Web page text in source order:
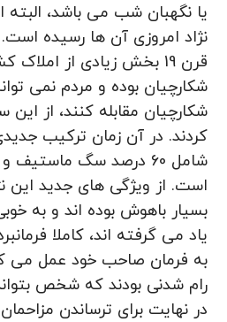
یا نگهبان شب می باشد، البته
نژاد امروزی آن ها رسیده
قرن 19 بخش زیادی از
شکارچیان بوده و مردم نمی
شکارچیان مقابله کنند، از
کردند. در آن زمان ترکیب
است. از ویژگی های جدید این
بسیار باهوش بوده اند و به
یاد می گرفته اند، کاملا
به فرمان صاحب خود عمل می
رام شدنی بودند که شخص
در نهایت برای ترساندن